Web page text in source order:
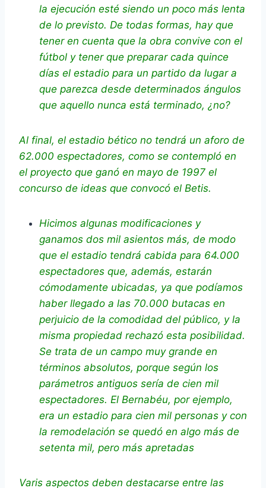
la ejecución esté siendo un poco más lenta
de lo previsto. De todas formas, hay que
tener en cuenta que la obra convive con el
fútbol y tener que preparar cada quince
días el estadio para un partido da lugar a
que parezca desde determinados ángulos
que aquello nunca está terminado, ¿no?
Al final, el estadio bético no tendrá un aforo de
62.000 espectadores, como se contempló en
el proyecto que ganó en mayo de 1997 el
concurso de ideas que convocó el Betis.
Hicimos algunas modificaciones y
ganamos dos mil asientos más, de modo
que el estadio tendrá cabida para 64.000
espectadores que, además, estarán
cómodamente ubicadas, ya que podíamos
haber llegado a las 70.000 butacas en
perjuicio de la comodidad del público, y la
misma propiedad rechazó esta posibilidad.
Se trata de un campo muy grande en
términos absolutos, porque según los
parámetros antiguos sería de cien mil
espectadores. El Bernabéu, por ejemplo,
era un estadio para cien mil personas y con
la remodelación se quedó en algo más de
setenta mil, pero más apretadas
Varis aspectos deben destacarse entre las